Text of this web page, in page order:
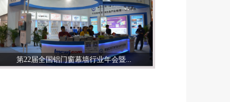
第22届全国铝门窗幕墙行业年会暨...